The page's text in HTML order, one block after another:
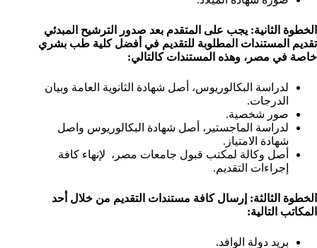
الخطوة الثانية: يجب على المتقدم بعد صدور الترشيح المبدئي
تقديم المستندات المطلوبة للتقديم في أفضل كلية طب بشري
خاصة في مصر، وهذه المستندات كالتالي:
لدراسة البكالوريوس، أصل شهادة الثانوية العامة وبيان
الدرجات.
صور شخصية.
لدراسة الماجستير، أصل شهادة البكالوريوس واصل
شهادة الامتياز.
أصل وكالة لمكتب قبول جامعات مصر، لإنهاء كافة
إجراءات التقديم.
الخطوة الثالثة: إرسال كافة مستندات التقديم من خلال أحد
المكاتب التالية:
بريد دولة الوافد.